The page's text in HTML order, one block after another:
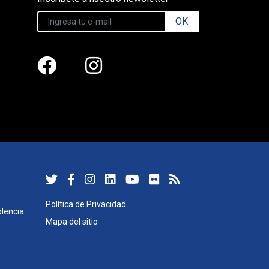
OK
Política de Privacidad
Mapa del sitio